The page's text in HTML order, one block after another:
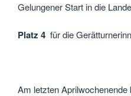
Gelungener Start in die
Platz 4 für die
Am letzten